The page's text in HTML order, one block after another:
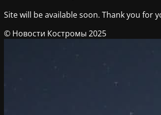
Site will be available soon. Thank you for
© Новости Костромы 2025